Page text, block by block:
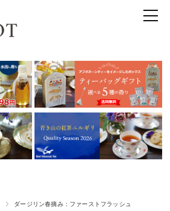
ダージリン春摘み：ファーストフラッシュ